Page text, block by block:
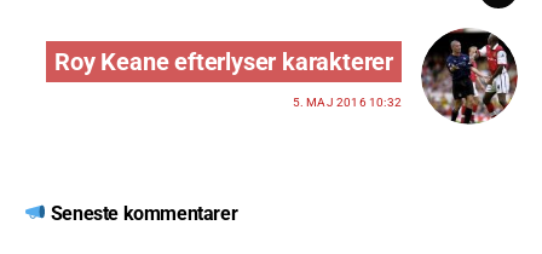
Roy Keane efterlyser karakterer
5. MAJ 2016 10:32
Seneste kommentarer